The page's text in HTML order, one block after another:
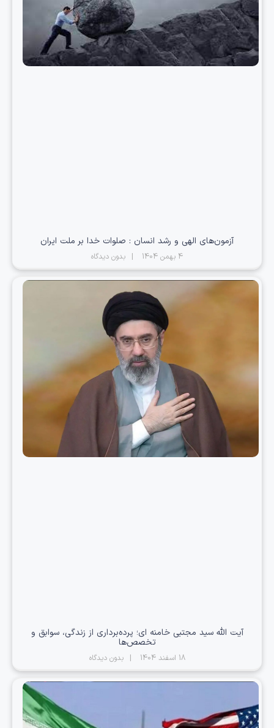
آزمون‌های الهی و رشد انسان : صلوات خدا بر ملت ایران
4 بهمن 1404 بدون دیدگاه
آیت الله سید مجتبی خامنه ای؛ پرده‌برداری از زندگی، سوابق و
تخصص‌ها
18 اسفند 1404 بدون دیدگاه